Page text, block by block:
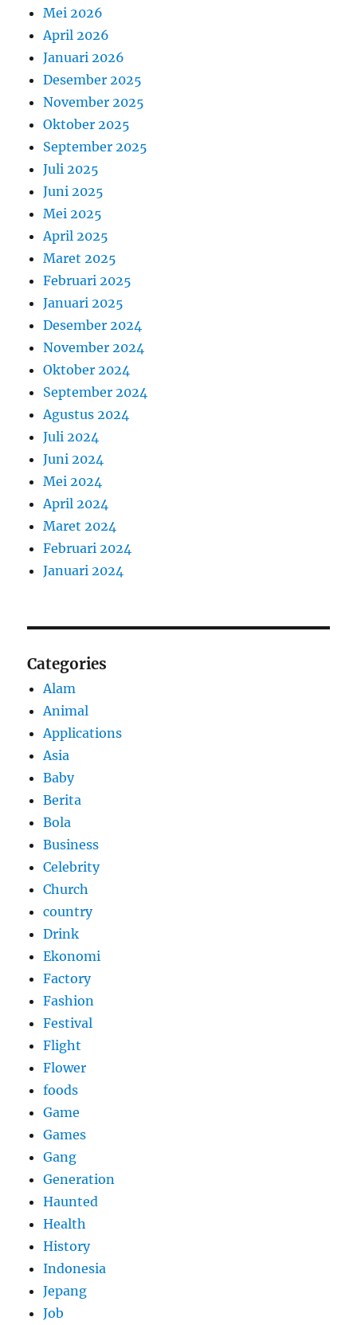
Mei 2026
April 2026
Januari 2026
Desember 2025
November 2025
Oktober 2025
September 2025
Juli 2025
Juni 2025
Mei 2025
April 2025
Maret 2025
Februari 2025
Januari 2025
Desember 2024
November 2024
Oktober 2024
September 2024
Agustus 2024
Juli 2024
Juni 2024
Mei 2024
April 2024
Maret 2024
Februari 2024
Januari 2024
Categories
Alam
Animal
Applications
Asia
Baby
Berita
Bola
Business
Celebrity
Church
country
Drink
Ekonomi
Factory
Fashion
Festival
Flight
Flower
foods
Game
Games
Gang
Generation
Haunted
Health
History
Indonesia
Jepang
Job